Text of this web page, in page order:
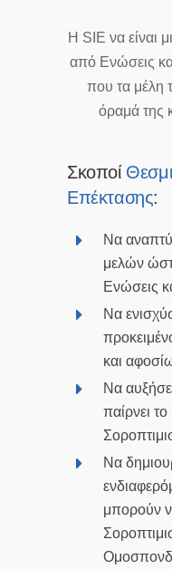
Η SΙΕ να είναι
από Ενώσεις
που τα μέλη
όραμά της
Σκοποί
Επέκτασης:
Να
μελών
Ενώσεις
Να
και
Να
παίρνει
Να
μπορούν